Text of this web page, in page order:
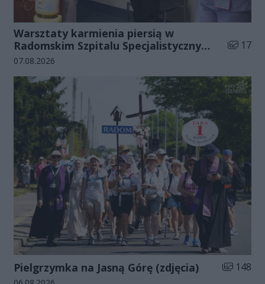
Warsztaty karmienia piersią w
Radomskim Szpitalu Specjalistycznym
(zdjęcia)
Liczba
17
Data dodania galerii:
07.08.2026
Pielgrzymka na Jasną Górę (zdjęcia) Liczba
148
Data dodania galerii: